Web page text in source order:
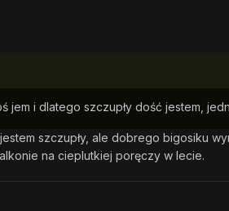
jem i dlatego szczupły dość jestem,
szczupły, ale dobrego bigosiku
na cieplutkiej poręczy w lecie.